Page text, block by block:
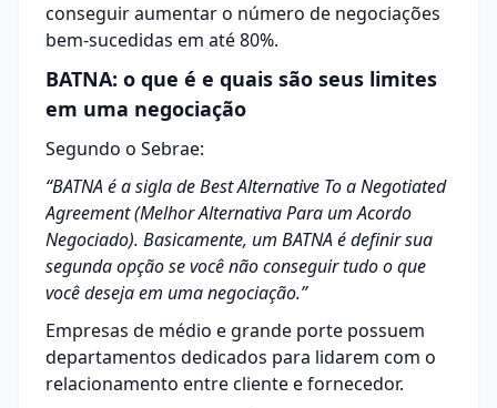
conseguir aumentar o número de negociações
bem-sucedidas em até 80%.
BATNA: o que é e quais são seus limites
em uma negociação
Segundo o Sebrae:
“BATNA é a sigla de Best Alternative To a Negotiated
Agreement (Melhor Alternativa Para um Acordo
Negociado). Basicamente, um BATNA é definir sua
segunda opção se você não conseguir tudo o que
você deseja em uma negociação.”
Empresas de médio e grande porte possuem
departamentos dedicados para lidarem com o
relacionamento entre cliente e fornecedor.